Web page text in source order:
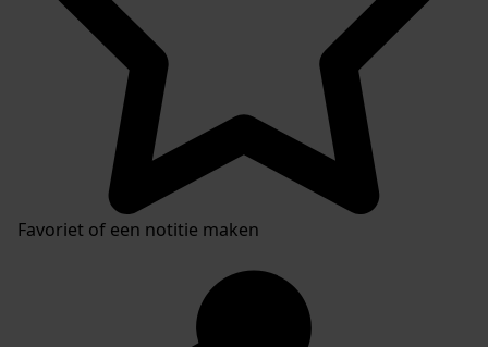
Favoriet of een notitie maken